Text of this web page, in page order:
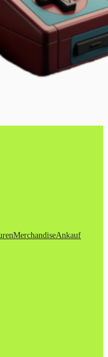
MerchandiseAnkauf